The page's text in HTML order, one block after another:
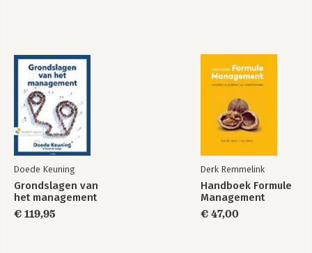
Doede Keuning
Grondslagen van
het management
€ 119,95
Derk Remmelink
Handboek Formule
Management
€ 47,00